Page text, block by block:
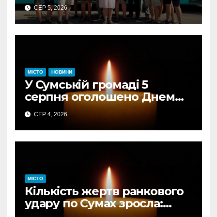
«Електроавтотранс»
оголошує новий набір
СЕР 5, 2026
МІСТО НОВИНИ
У Сумській громаді 5
серпня оголошено Днем
жалоби за загиблими від
авіаудару
СЕР 4, 2026
МІСТО
Кількість жертв ранкового
удару по Сумах зросла: